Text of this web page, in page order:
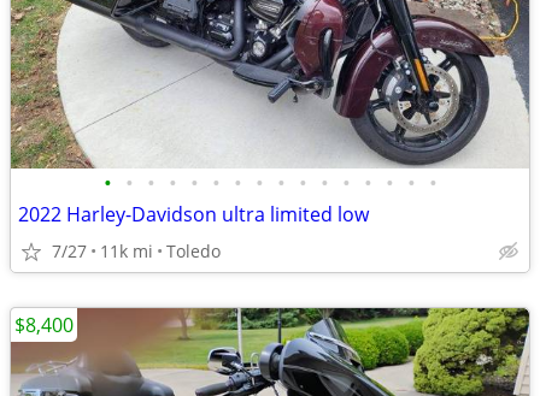
• • • • • • • • • • • • • • • •
2022 Harley-Davidson ultra limited low
7/27 11k mi Toledo
$8,400